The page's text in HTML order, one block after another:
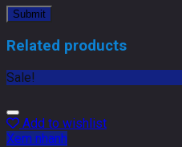
Related products
Sale!
Add to wishlist
Xem nhanh